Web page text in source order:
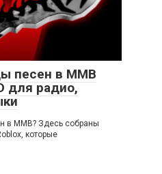
песен в ММВ
для радио,
в ММВ? Здесь собраны
которые